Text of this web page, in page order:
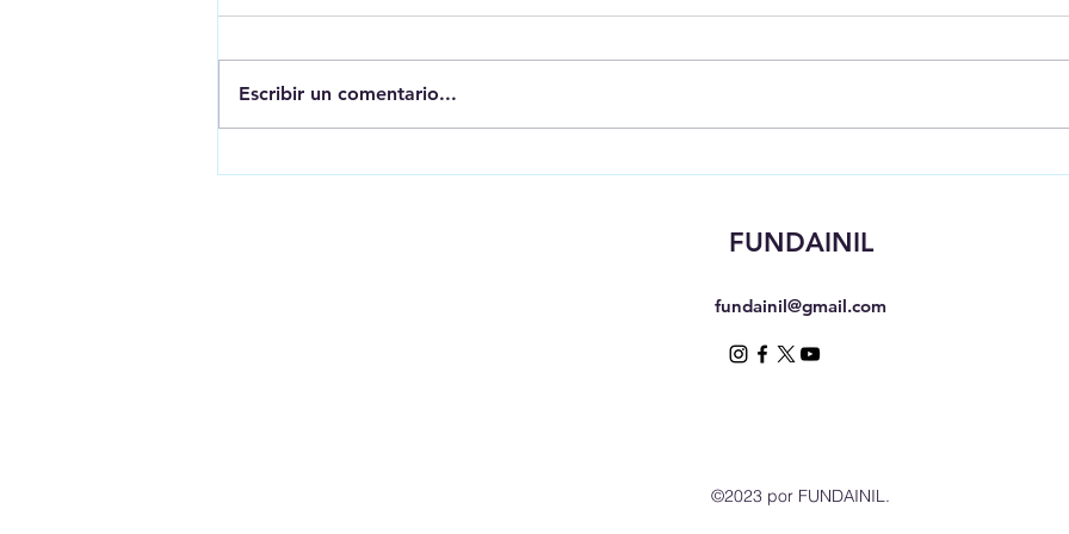
Promoviendo la salud y la protección
Articulación en AHS y promoción de la
Escribir un comentario...
FUNDAINIL
fundainil@gmail.com
©2023 por FUNDAINIL.